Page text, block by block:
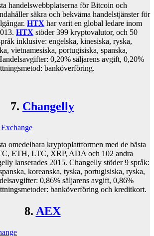
handelswebbplatserna för Bitcoin och
säkra och bekväma handelstjänster för
HTX har varit en global ledare inom
HTX stöder 399 kryptovalutor, och 50
inklusive: engelska, kinesiska, ryska,
vietnamesiska, portugisiska, spanska,
0,20% säljarens avgift, 0,20%
banköverföring.
7. Changelly
omedelbara kryptoplattformen med de bästa
ETH, LTC, XRP, ADA och 102 andra
lanserades 2015. Changelly stöder 9 språk:
koreanska, tyska, portugisiska, ryska,
0,86% säljarens avgift, 0,86%
banköverföring och kreditkort.
8. AEX